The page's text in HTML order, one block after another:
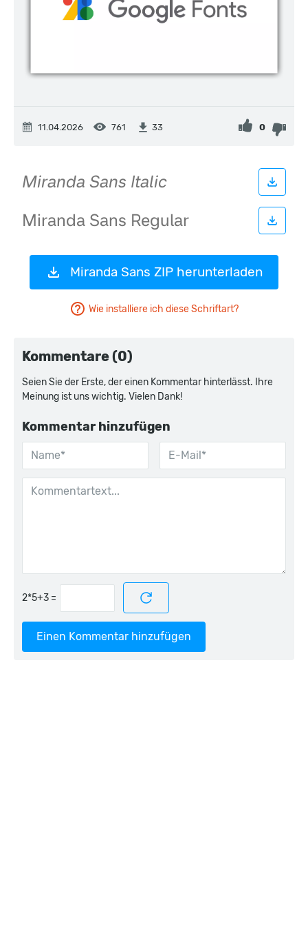
11.04.2026 761 33 0
Miranda Sans ZIP herunterladen
Wie installiere ich diese Schriftart?
Kommentare (0)
Seien Sie der Erste, der einen Kommentar hinterlässt. Ihre
Meinung ist uns wichtig. Vielen Dank!
Kommentar hinzufügen
=
Einen Kommentar hinzufügen